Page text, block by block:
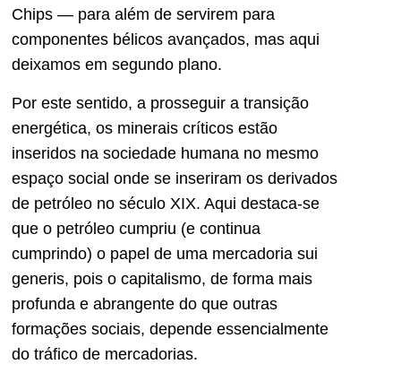
Chips — para além de servirem para
componentes bélicos avançados, mas aqui
deixamos em segundo plano.
Por este sentido, a prosseguir a transição
energética, os minerais críticos estão
inseridos na sociedade humana no mesmo
espaço social onde se inseriram os derivados
de petróleo no século XIX. Aqui destaca-se
que o petróleo cumpriu (e continua
cumprindo) o papel de uma mercadoria sui
generis, pois o capitalismo, de forma mais
profunda e abrangente do que outras
formações sociais, depende essencialmente
do tráfico de mercadorias.